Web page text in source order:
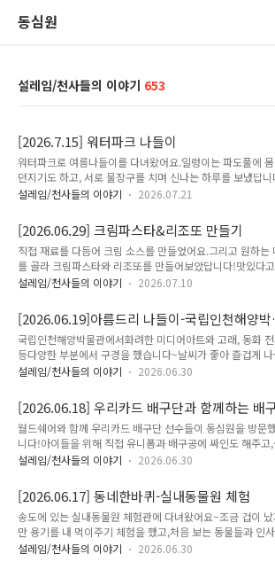
동심원
설레임/천사들의 이야기 653
[2026.7.15] 워터파크 나들이
워터파크로 여름나들이를 다녀왔어요.일렁이는 파도풀에
던지기도 하고, 서로 물장구를 치며 신나는 하루를 보냈답니
설레임/천사들의 이야기
2026.07.21
[2026.06.29] 크림파스타&리조또 만들기
직접 재료를 다듬어 크림 소스를 만들었어요.그리고 원하는
를 골라 크림파스타와 리조또를 만들어보았답니다!맛있다
들 좋아했어요~
설레임/천사들의 이야기 2026.07.10
[2026.06.19]아름드리 나들이-국립인천해양박
관 관람
국립인천해양박물관에서화려한 미디어아트와 고래, 동화 전
등다양한 부분에서 구경을 했습니다~날씨가 좋아 즐겁게 나
이를 다녀왔답니다!
설레임/천사들의 이야기 2026.06.30
[2026.06.18] 우리카드 배구단과 함께하는 배
(월드쉐어)
월드쉐어와 함께 우리카드 배구단 선수들이 동심원을 방문
니다!아이들을 위해 직접 유니폼과 배구공에 싸인도 해주고,
이들에게 배구에 대해 알려주고 함께 연습하며 즐거운 시간을
설레임/천사들의 이야기 2026.06.30
[2026.06.17] 동네한바퀴-실내동물원 체험
송도에 있는 실내동물원 체험관에 다녀왔어요~조금 겁이 났
만 용기를 내 먹이주기 체험을 했고,처음 보는 동물들과 인
하기도 했답니다^^
설레임/천사들의 이야기 2026.06.30